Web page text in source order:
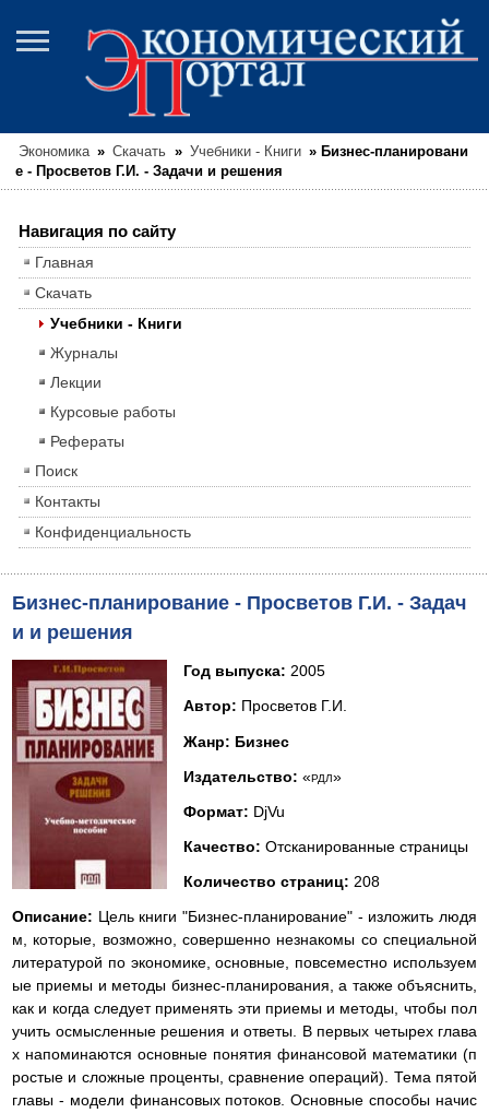
Экономика » Скачать » Учебники - Книги » Бизнес-планировани
е - Просветов Г.И. - Задачи и решения
Навигация по сайту
Главная
Скачать
Учебники - Книги
Журналы
Лекции
Курсовые работы
Рефераты
Поиск
Контакты
Конфиденциальность
Бизнес-планирование - Просветов Г.И. - Задач
и и решения
Год выпуска: 2005
Автор: Просветов Г.И.
Жанр: Бизнес
Издательство: «РДЛ»
Формат: DjVu
Качество: Отсканированные страницы
Количество страниц: 208
Описание: Цель книги "Бизнес-планирование" - изложить людя
м, которые, возможно, совершенно незнакомы со специальной
литературой по экономике, основные, повсеместно используем
ые приемы и методы бизнес-планирования, а также объяснить,
как и когда следует применять эти приемы и методы, чтобы пол
учить осмысленные решения и ответы. В первых четырех глава
х напоминаются основные понятия финансовой математики (п
ростые и сложные проценты, сравнение операций). Тема пятой
главы - модели финансовых потоков. Основные способы начис